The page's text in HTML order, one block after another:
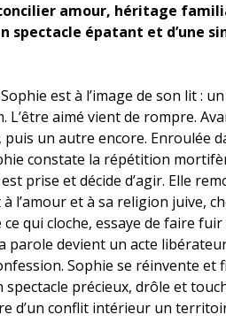
amour, héritage
spectacle épatant et d’une
est à l’image de son lit :
L’être aimé vient de rompre.
un autre encore. Enroulée
constate la répétition
prise et décide d’agir. Elle
l’amour et à sa religion juive,
qui cloche, essaye de faire fuir
parole devient un acte
Sophie se réinvente et
spectacle précieux, drôle et
d’un conflit intérieur un